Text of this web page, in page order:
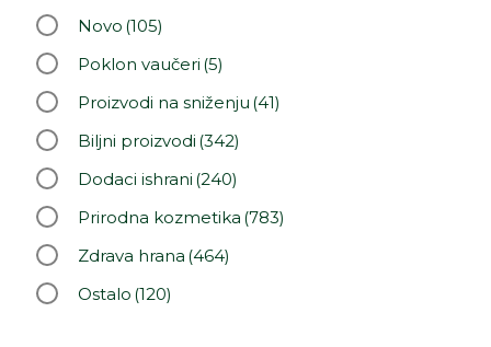
Novo (105)
Poklon vaučeri (5)
Proizvodi na sniženju (41)
Biljni proizvodi (342)
Dodaci ishrani (240)
Prirodna kozmetika (783)
Zdrava hrana (464)
Ostalo (120)